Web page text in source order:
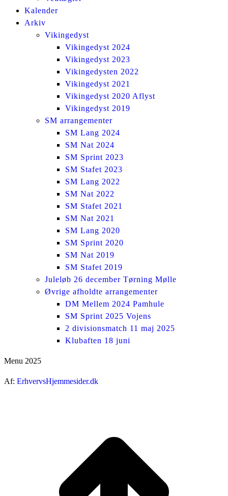
Kalender
Arkiv
Vikingedyst
Vikingedyst 2024
Vikingedyst 2023
Vikingedysten 2022
Vikingedyst 2021
Vikingedyst 2020 Aflyst
Vikingedyst 2019
SM arrangementer
SM Lang 2024
SM Nat 2024
SM Sprint 2023
SM Stafet 2023
SM Lang 2022
SM Nat 2022
SM Stafet 2021
SM Nat 2021
SM Lang 2020
SM Sprint 2020
SM Nat 2019
SM Stafet 2019
Juleløb 26 december Tørning Mølle
Øvrige afholdte arrangementer
DM Mellem 2024 Pamhule
SM Sprint 2025 Vojens
2 divisionsmatch 11 maj 2025
Klubaften 18 juni
Menu 2025
Af: ErhvervsHjemmesider.dk